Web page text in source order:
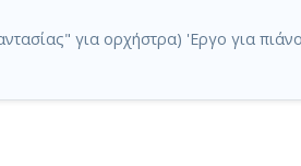
για ορχήστρα) 'Εργο για πιάνο